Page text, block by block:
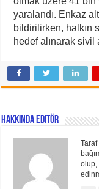
yaralandı. Enkaz
bildirilirken, halkın
hedef alınarak sivil
Hakkında Editör
olup,